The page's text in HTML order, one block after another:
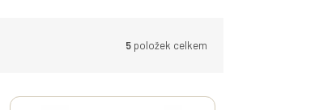
5 položek celkem